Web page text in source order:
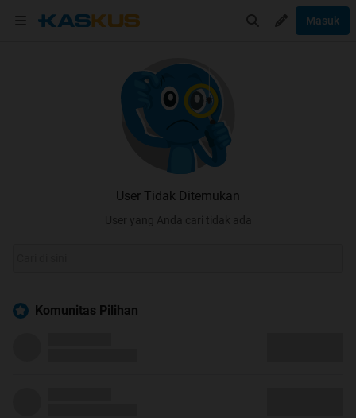
Masuk
User Tidak Ditemukan
User yang Anda cari tidak ada
Komunitas Pilihan